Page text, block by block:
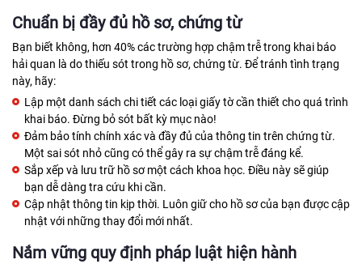
Chuẩn bị đầy đủ hồ sơ, chứng từ
Bạn biết không, hơn 40% các trường hợp chậm trễ trong khai báo
hải quan là do thiếu sót trong hồ sơ, chứng từ. Để tránh tình trạng
này, hãy:
Lập một danh sách chi tiết các loại giấy tờ cần thiết cho quá trình
khai báo. Đừng bỏ sót bất kỳ mục nào!
Đảm bảo tính chính xác và đầy đủ của thông tin trên chứng từ.
Một sai sót nhỏ cũng có thể gây ra sự chậm trễ đáng kể.
Sắp xếp và lưu trữ hồ sơ một cách khoa học. Điều này sẽ giúp
bạn dễ dàng tra cứu khi cần.
Cập nhật thông tin kịp thời. Luôn giữ cho hồ sơ của bạn được cập
nhật với những thay đổi mới nhất.
Nắm vững quy định pháp luật hiện hành